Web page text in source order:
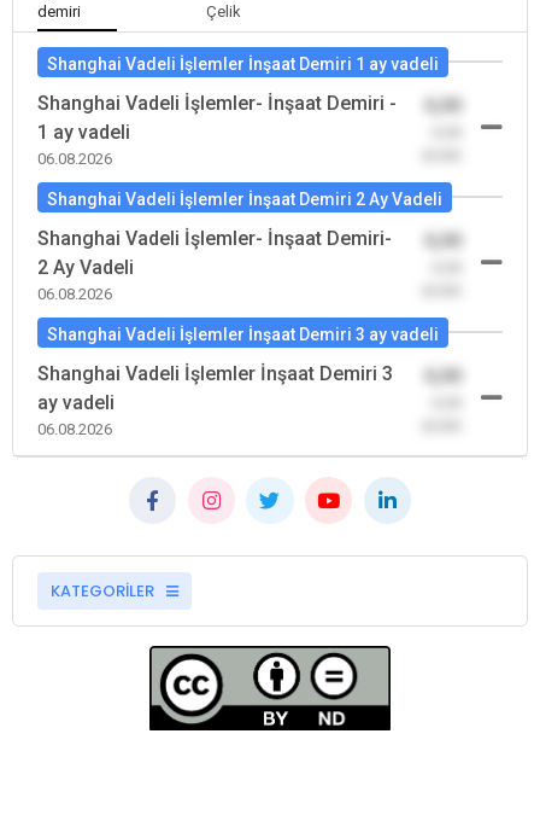
demiri
Çelik
Shanghai Vadeli İşlemler İnşaat Demiri 1 ay vadeli
Shanghai Vadeli İşlemler- İnşaat Demiri -
1 ay vadeli
06.08.2026
Shanghai Vadeli İşlemler İnşaat Demiri 2 Ay Vadeli
Shanghai Vadeli İşlemler- İnşaat Demiri-
2 Ay Vadeli
06.08.2026
Shanghai Vadeli İşlemler İnşaat Demiri 3 ay vadeli
Shanghai Vadeli İşlemler İnşaat Demiri 3
ay vadeli
06.08.2026
KATEGORİLER